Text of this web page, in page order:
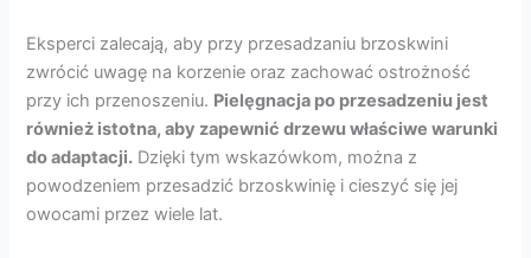
Eksperci zalecają, aby przy przesadzaniu brzoskwini
zwrócić uwagę na korzenie oraz zachować ostrożność
przy ich przenoszeniu. Pielęgnacja po przesadzeniu jest
również istotna, aby zapewnić drzewu właściwe warunki
do adaptacji. Dzięki tym wskazówkom, można z
powodzeniem przesadzić brzoskwinię i cieszyć się jej
owocami przez wiele lat.